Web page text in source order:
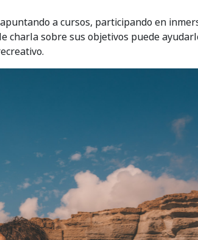
a cursos, participando en
charla sobre sus objetivos puede